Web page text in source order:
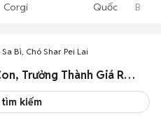
Corgi
Quốc
Bì, Chó Shar Pei Lai
Giống Chó Sa Bì, Shar Pei Con, Trưởng Thành Giá Rẻ, Khỏe Mạnh
tìm kiếm